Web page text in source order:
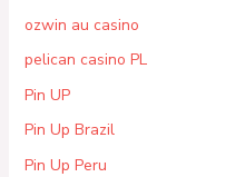
ozwin au casino
pelican casino PL
Pin UP
Pin Up Brazil
Pin Up Peru